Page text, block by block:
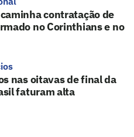
contratação de
no Corinthians e no
nas oitavas de final da
faturam alta